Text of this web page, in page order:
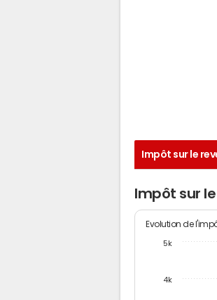
Impôt sur le
Impôt sur
Evolution de
4k
5k